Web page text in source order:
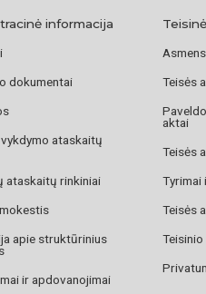
informacija
dokumentai
ataskaitų
ataskaitų rinkiniai
apie struktūrinius
ir apdovanojimai
Teisės
aktai
Teisės
Tyrimai
Teisės